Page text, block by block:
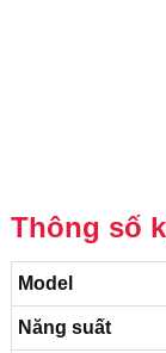
Thông số
Model
Năng suất